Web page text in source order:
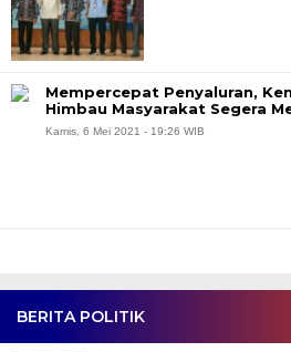
BERITA POLITIK
Mempercepat Penyaluran,
Himbau Masyarakat Segera
Kamis, 6 Mei 2021 - 19:26 WIB